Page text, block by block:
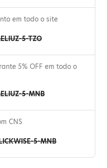
em todo o site
5-TZO
5% OFF em todo o
5-MNB
CNS
5-MNB